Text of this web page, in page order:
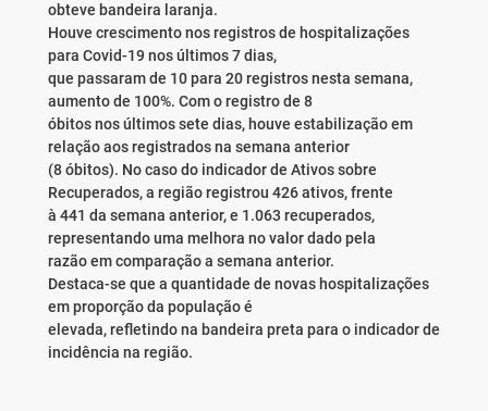
obteve bandeira laranja.
Houve crescimento nos registros de hospitalizações
para Covid-19 nos últimos 7 dias,
que passaram de 10 para 20 registros nesta semana,
aumento de 100%. Com o registro de 8
óbitos nos últimos sete dias, houve estabilização em
relação aos registrados na semana anterior
(8 óbitos). No caso do indicador de Ativos sobre
Recuperados, a região registrou 426 ativos, frente
à 441 da semana anterior, e 1.063 recuperados,
representando uma melhora no valor dado pela
razão em comparação a semana anterior.
Destaca-se que a quantidade de novas hospitalizações
em proporção da população é
elevada, refletindo na bandeira preta para o indicador de
incidência na região.